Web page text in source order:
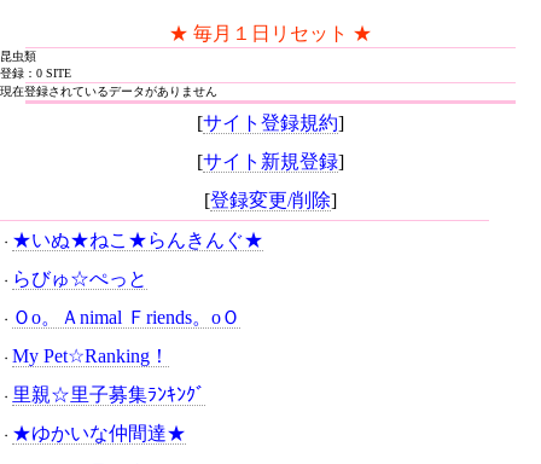
★ 毎月１日リセット ★
昆虫類
登録：0 SITE
現在登録されているデータがありません
[サイト登録規約]
[サイト新規登録]
[登録変更/削除]
・ ★いぬ★ねこ★らんきんぐ★
・ らびゅ☆ぺっと
・ Ｏo。Ａnimal Ｆriends。oＯ
・ My Pet☆Ranking！
・ 里親☆里子募集ﾗﾝｷﾝｸﾞ
・ ★ゆかいな仲間達★